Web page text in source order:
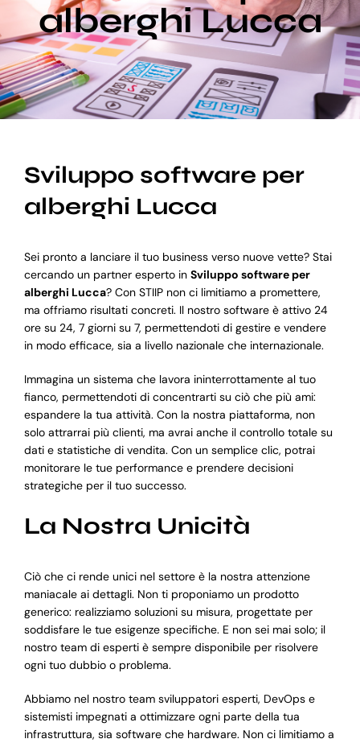
Blog
Supporto
alberghi Lucca
Sviluppo software per
alberghi Lucca
Sei pronto a lanciare il tuo business verso nuove vette? Stai
cercando un partner esperto in Sviluppo software per
alberghi Lucca? Con STIIP non ci limitiamo a promettere,
ma offriamo risultati concreti. Il nostro software è attivo 24
ore su 24, 7 giorni su 7, permettendoti di gestire e vendere
in modo efficace, sia a livello nazionale che internazionale.
Immagina un sistema che lavora ininterrottamente al tuo
fianco, permettendoti di concentrarti su ciò che più ami:
espandere la tua attività. Con la nostra piattaforma, non
solo attrarrai più clienti, ma avrai anche il controllo totale su
dati e statistiche di vendita. Con un semplice clic, potrai
monitorare le tue performance e prendere decisioni
strategiche per il tuo successo.
La Nostra Unicità
Ciò che ci rende unici nel settore è la nostra attenzione
maniacale ai dettagli. Non ti proponiamo un prodotto
generico: realizziamo soluzioni su misura, progettate per
soddisfare le tue esigenze specifiche. E non sei mai solo; il
nostro team di esperti è sempre disponibile per risolvere
ogni tuo dubbio o problema.
Abbiamo nel nostro team sviluppatori esperti, DevOps e
sistemisti impegnati a ottimizzare ogni parte della tua
infrastruttura, sia software che hardware. Non ci limitiamo a